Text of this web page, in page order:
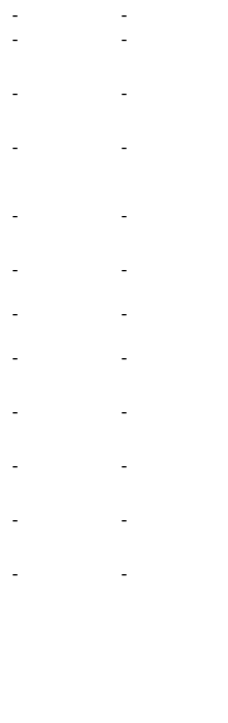
-
-
- -
- -
-
-
- -
- -
- -
- -
- -
- -
- -
- -